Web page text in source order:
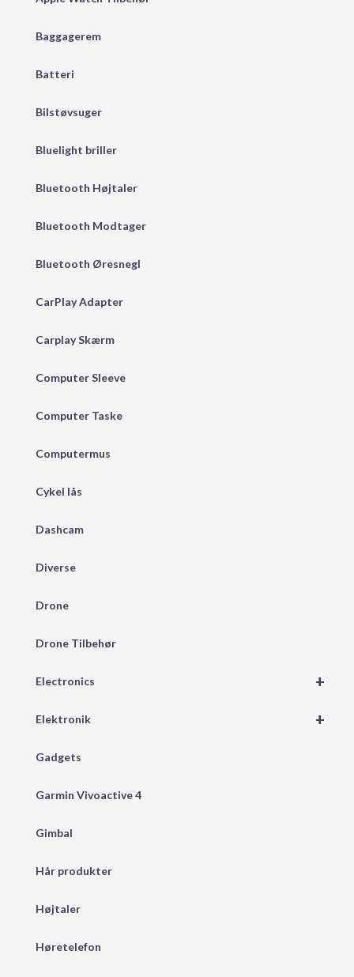
Baggagerem
Batteri
Bilstøvsuger
Bluelight briller
Bluetooth Højtaler
Bluetooth Modtager
Bluetooth Øresnegl
CarPlay Adapter
Carplay Skærm
Computer Sleeve
Computer Taske
Computermus
Cykel lås
Dashcam
Diverse
Drone
Drone Tilbehør
+
Electronics
+
Elektronik
Gadgets
Garmin Vivoactive 4
Gimbal
Hår produkter
Højtaler
Høretelefon